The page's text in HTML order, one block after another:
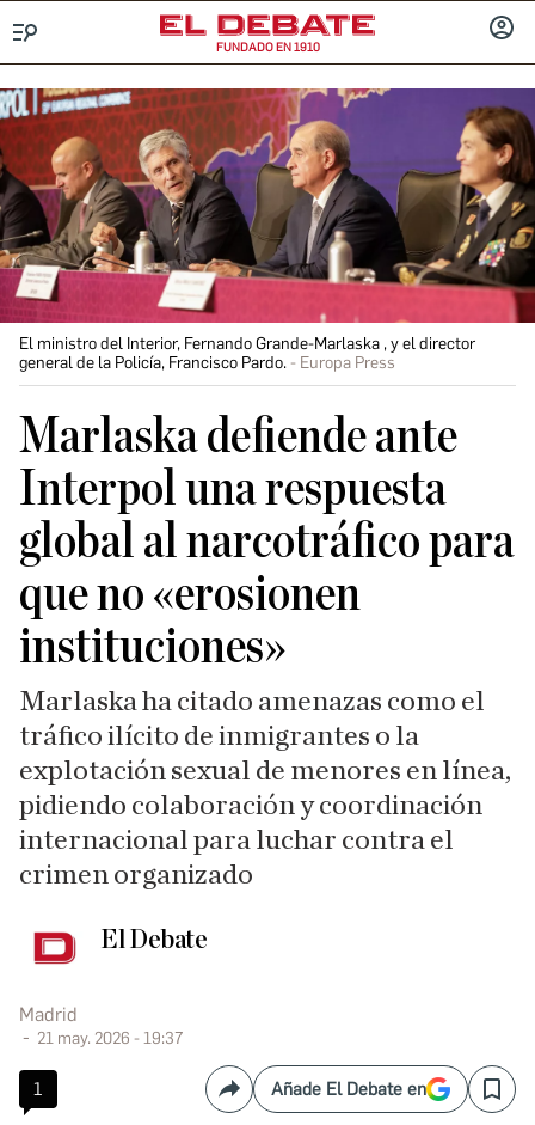
FUNDADO EN 1910
El ministro del Interior, Fernando Grande-Marlaska , y el director
general de la Policía, Francisco Pardo.
Europa Press
Marlaska defiende ante
Interpol una respuesta
global al narcotráfico para
que no «erosionen
instituciones»
Marlaska ha citado amenazas como el
tráfico ilícito de inmigrantes o la
explotación sexual de menores en línea,
pidiendo colaboración y coordinación
internacional para luchar contra el
crimen organizado
El Debate
Madrid
21 may. 2026 - 19:37
1 CompartirAñade El Debate en Save